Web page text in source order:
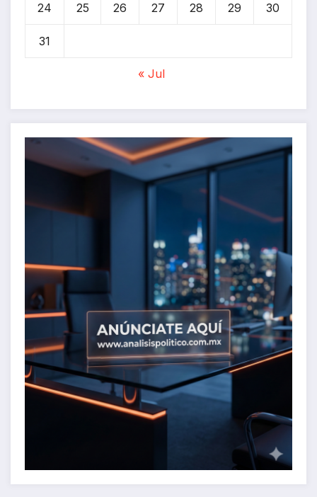
24 25 26 27 28 29 30
31
« Jul